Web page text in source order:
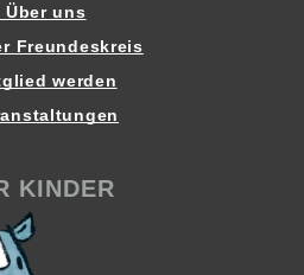
Über uns
Freundeskreis
werden
KINDER